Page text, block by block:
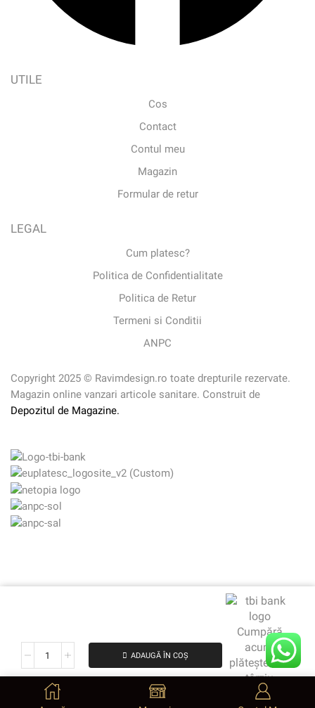
UTILE
Cos
Contact
Contul meu
Magazin
Formular de retur
LEGAL
Cum platesc?
Politica de Confidentialitate
Politica de Retur
Termeni si Conditii
ANPC
Copyright 2025 © Ravimdesign.ro toate drepturile rezervate.
Magazin online vanzari articole sanitare. Construit de
Depozitul de Magazine.
ADAUGĂ ÎN COȘ
Cumpără
acum,
plătește mai
târziu
de la 751.00